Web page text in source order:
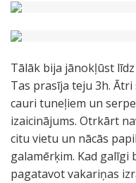
Tālāk bija jānokļūst
Tas prasīja teju 3h.
cauri tuneļiem un
izaicinājums. Otrkārt
citu vietu un nācās
galamērķim. Kad
pagatavot vakariņas